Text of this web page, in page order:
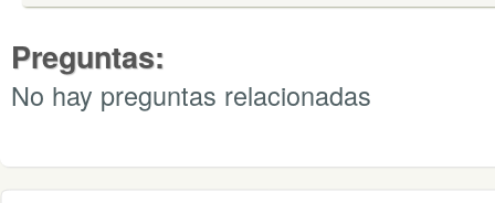
Preguntas:
No hay preguntas relacionadas